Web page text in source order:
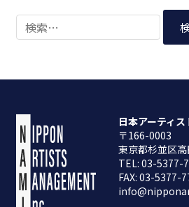
日本アーティス
〒166-0003
東京都杉並区
TEL: 03-5377-
FAX: 03-5377-